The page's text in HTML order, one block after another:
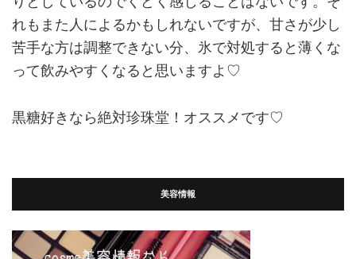
れもまた人によるかもしれないですが、甘さが少し
苦手な方は調整できない分、氷で対処すると薄くな
って飲みやすくなると思いますよ♡
黒糖好きなら絶対珍珠堂！オススメです♡
美容情報